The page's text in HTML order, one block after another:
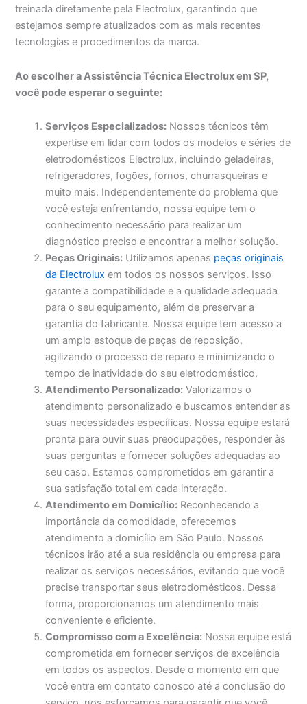
treinada diretamente pela Electrolux, garantindo que
estejamos sempre atualizados com as mais recentes
tecnologias e procedimentos da marca.
Ao escolher a Assistência Técnica Electrolux em SP,
você pode esperar o seguinte:
Serviços Especializados: Nossos técnicos têm
expertise em lidar com todos os modelos e séries de
eletrodomésticos Electrolux, incluindo geladeiras,
refrigeradores, fogões, fornos, churrasqueiras e
muito mais. Independentemente do problema que
você esteja enfrentando, nossa equipe tem o
conhecimento necessário para realizar um
diagnóstico preciso e encontrar a melhor solução.
Peças Originais: Utilizamos apenas peças originais
da Electrolux em todos os nossos serviços. Isso
garante a compatibilidade e a qualidade adequada
para o seu equipamento, além de preservar a
garantia do fabricante. Nossa equipe tem acesso a
um amplo estoque de peças de reposição,
agilizando o processo de reparo e minimizando o
tempo de inatividade do seu eletrodoméstico.
Atendimento Personalizado: Valorizamos o
atendimento personalizado e buscamos entender as
suas necessidades específicas. Nossa equipe estará
pronta para ouvir suas preocupações, responder às
suas perguntas e fornecer soluções adequadas ao
seu caso. Estamos comprometidos em garantir a
sua satisfação total em cada interação.
Atendimento em Domicílio: Reconhecendo a
importância da comodidade, oferecemos
atendimento a domicílio em São Paulo. Nossos
técnicos irão até a sua residência ou empresa para
realizar os serviços necessários, evitando que você
precise transportar seus eletrodomésticos. Dessa
forma, proporcionamos um atendimento mais
conveniente e eficiente.
Compromisso com a Excelência: Nossa equipe está
comprometida em fornecer serviços de excelência
em todos os aspectos. Desde o momento em que
você entra em contato conosco até a conclusão do